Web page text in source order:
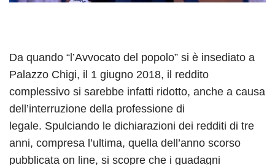
Da quando “l’Avvocato del popolo” si è insediato a
Palazzo Chigi, il 1 giugno 2018, il reddito
complessivo si sarebbe infatti ridotto, anche a causa
dell’interruzione della professione di
legale. Spulciando le dichiarazioni dei redditi di tre
anni, compresa l’ultima, quella dell’anno scorso
pubblicata on line, si scopre che i guadagni